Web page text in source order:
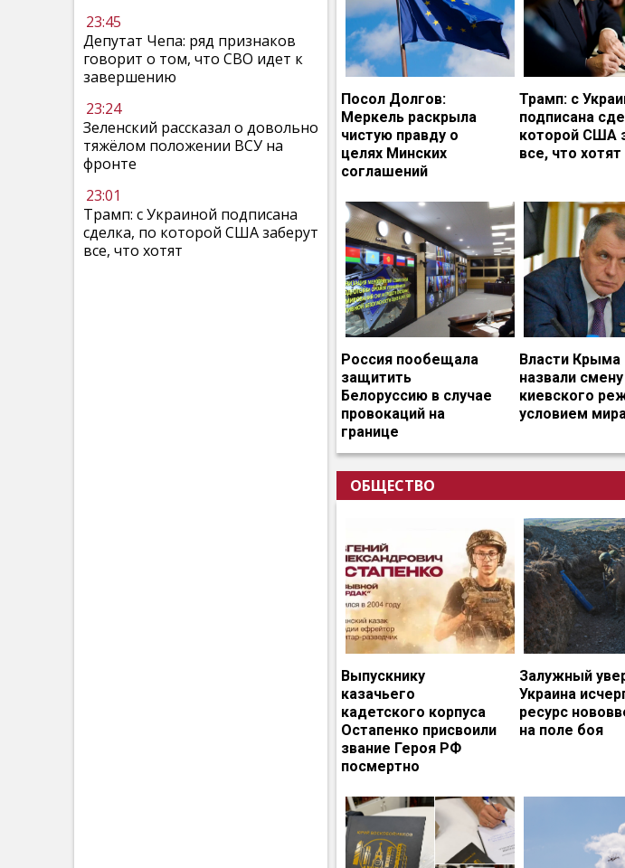
23:45
Депутат Чепа: ряд признаков
говорит о том, что СВО идет к
завершению
23:24
Зеленский рассказал о довольно
тяжёлом положении ВСУ на
фронте
23:01
Трамп: с Украиной подписана
сделка, по которой США заберут
все, что хотят
Посол Долгов:
Меркель раскрыла
чистую правду о
целях Минских
соглашений
Трамп: с
подписана
которой США
все, что хотят
Россия пообещала
защитить
Белоруссию в случае
провокаций на
границе
Власти Крыма
назвали смену
киевского
условием мира
ОБЩЕСТВО
Выпускнику
казачьего
кадетского корпуса
Остапенко присвоили
звание Героя РФ
посмертно
Залужный
Украина
ресурс
на поле боя